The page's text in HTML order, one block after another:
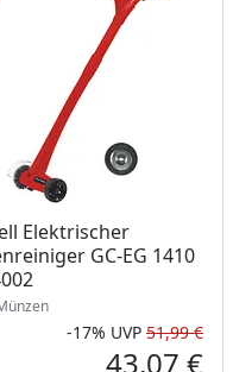
Preis
Elektrischer
GC-EG 1410
-17% UVP 51,99 €
43,07 €